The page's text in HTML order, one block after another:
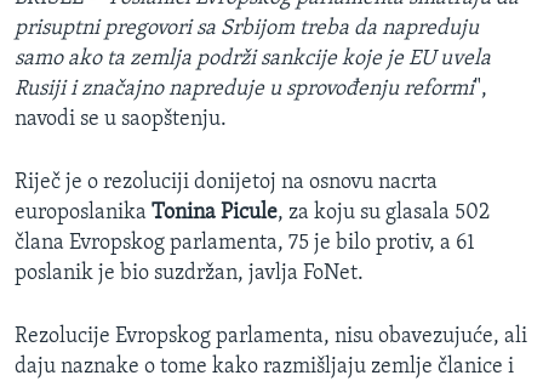
prisuptni pregovori sa Srbijom treba da napreduju
samo ako ta zemlja podrži sankcije koje je EU uvela
Rusiji i značajno napreduje u sprovođenju reformi",
navodi se u saopštenju.
Riječ je o rezoluciji donijetoj na osnovu nacrta
europoslanika Tonina Picule, za koju su glasala 502
člana Evropskog parlamenta, 75 je bilo protiv, a 61
poslanik je bio suzdržan, javlja FoNet.
Rezolucije Evropskog parlamenta, nisu obavezujuće, ali
daju naznake o tome kako razmišljaju zemlje članice i